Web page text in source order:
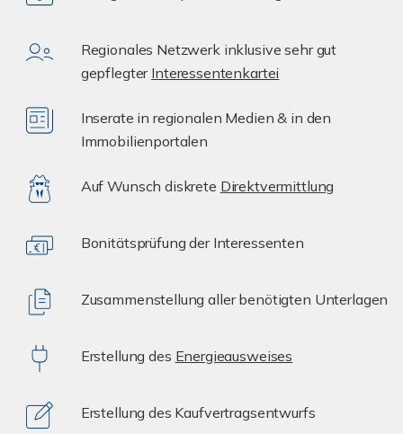
Regionales Netzwerk inklusive sehr gut
gepflegter Interessentenkartei
Inserate in regionalen Medien & in den
Immobilienportalen
Auf Wunsch diskrete Direktvermittlung
Bonitätsprüfung der Interessenten
Zusammenstellung aller benötigten Unterlagen
Erstellung des Energieausweises
Erstellung des Kaufvertragsentwurfs